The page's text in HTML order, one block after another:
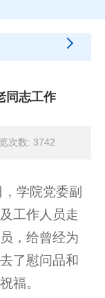
同志工作
次数: 3742
学院党委副
工作人员走
，给曾经为
了慰问品和
福。